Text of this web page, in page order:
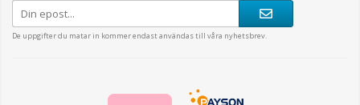
De uppgifter du matar in kommer endast användas till våra nyhetsbrev.